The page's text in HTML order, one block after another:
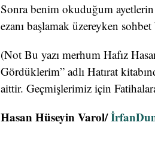
Sonra benim okuduğum ayetlerin
ezanı başlamak üzereyken
(Not Bu yazı merhum Hafız
Gördüklerim” adlı Hatırat
aittir. Geçmişlerimiz için
Hasan Hüseyin Varol/